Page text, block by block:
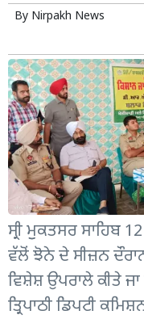
By Nirpakh News
ਸ੍ਰੀ ਮੁੁਕਤਸਰ
ਵੱਲੋਂ ਝੋਨੇ ਦੇ ਸੀਜ਼ਨ
ਵਿਸ਼ੇਸ਼ ਉਪਰਾਲੇ ਕੀਤੇ ਜਾ
ਤ੍ਰਿਪਾਠੀ ਡਿਪਟੀ